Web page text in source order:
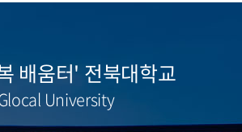
메뉴2-2
메뉴3-2
배움터' 전북대학교
University